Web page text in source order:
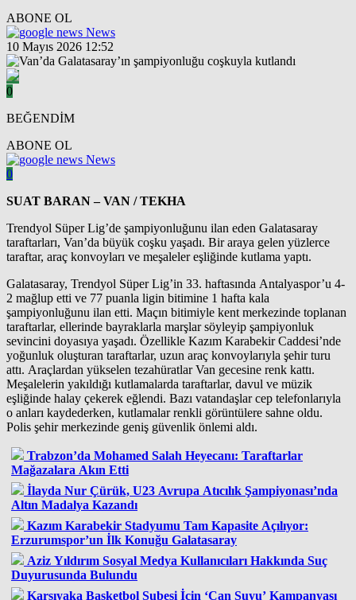
ABONE OL
News
10 Mayıs 2026 12:52
0
BEĞENDİM
ABONE OL
News
0
SUAT BARAN – VAN / TEKHA
Trendyol Süper Lig’de şampiyonluğunu ilan eden Galatasaray
taraftarları, Van’da büyük coşku yaşadı. Bir araya gelen yüzlerce
taraftar, araç konvoyları ve meşaleler eşliğinde kutlama yaptı.
Galatasaray, Trendyol Süper Lig’in 33. haftasında Antalyaspor’u 4-
2 mağlup etti ve 77 puanla ligin bitimine 1 hafta kala
şampiyonluğunu ilan etti. Maçın bitimiyle kent merkezinde toplanan
taraftarlar, ellerinde bayraklarla marşlar söyleyip şampiyonluk
sevincini doyasıya yaşadı. Özellikle Kazım Karabekir Caddesi’nde
yoğunluk oluşturan taraftarlar, uzun araç konvoylarıyla şehir turu
attı. Araçlardan yükselen tezahüratlar Van gecesine renk kattı.
Meşalelerin yakıldığı kutlamalarda taraftarlar, davul ve müzik
eşliğinde halay çekerek eğlendi. Bazı vatandaşlar cep telefonlarıyla
o anları kaydederken, kutlamalar renkli görüntülere sahne oldu.
Polis şehir merkezinde geniş güvenlik önlemi aldı.
Trabzon’da Mohamed Salah Heyecanı: Taraftarlar
Mağazalara Akın Etti
İlayda Nur Çürük, U23 Avrupa Atıcılık Şampiyonası’nda
Altın Madalya Kazandı
Kazım Karabekir Stadyumu Tam Kapasite Açılıyor:
Erzurumspor’un İlk Konuğu Galatasaray
Aziz Yıldırım Sosyal Medya Kullanıcıları Hakkında Suç
Duyurusunda Bulundu
Karşıyaka Basketbol Şubesi İçin ‘Can Suyu’ Kampanyası